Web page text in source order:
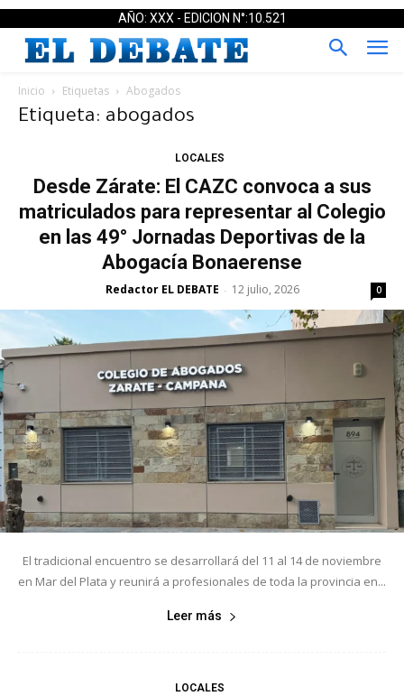
AÑO: XXX - EDICION N°:10.521
Inicio Etiquetas Abogados
Etiqueta: abogados
LOCALES
Desde Zárate: El CAZC convoca a sus
matriculados para representar al Colegio
en las 49° Jornadas Deportivas de la
Abogacía Bonaerense
Redactor EL DEBATE - 12 julio, 2026 0
El tradicional encuentro se desarrollará del 11 al 14 de noviembre
en Mar del Plata y reunirá a profesionales de toda la provincia en...
Leer más
LOCALES